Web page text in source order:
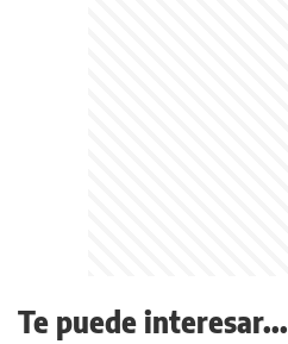
Te puede interesar...